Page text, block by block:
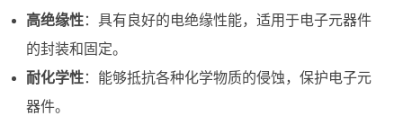
高绝缘性：具有良好的电绝缘性能，适用于电子元器件
的封装和固定。
耐化学性：能够抵抗各种化学物质的侵蚀，保护电子元
器件。